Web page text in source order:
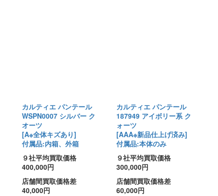
カルティエ パンテール
WSPN0007 シルバー ク
オーツ
[A※全体キズあり]
付属品:内箱、外箱
９社平均買取価格
400,000円
店舗間買取価格差
40,000円
カルティエ パンテール
187949 アイボリー系 ク
ォーツ
[AAA※新品仕上げ済み]
付属品:本体のみ
９社平均買取価格
300,000円
店舗間買取価格差
60,000円